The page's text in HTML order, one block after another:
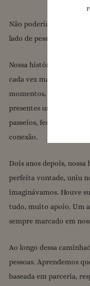
Não poderíamos estar
lado de pessoas tão
Nossa história começou
cada vez mais forte e
momentos, nos dias
presentes um para o
passeios, festas e
conexão.
Dois anos depois,
perfeita vontade, uniu
imaginávamos. Houve
tudo, muito apoio. Um
sempre marcado em
Ao longo dessa
pessoas. Aprendemos
baseada em parceria,